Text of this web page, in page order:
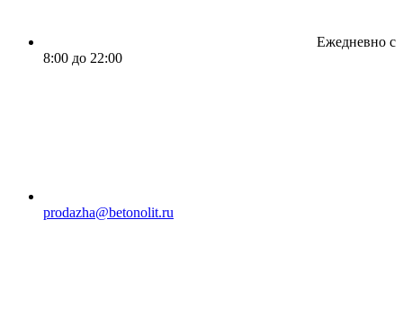
Ежедневно с
8:00 до 22:00
prodazha@betonolit.ru